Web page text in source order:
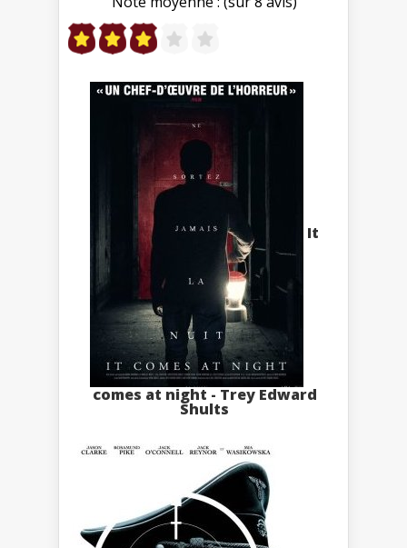
It
comes at night - Trey Edward
Shults